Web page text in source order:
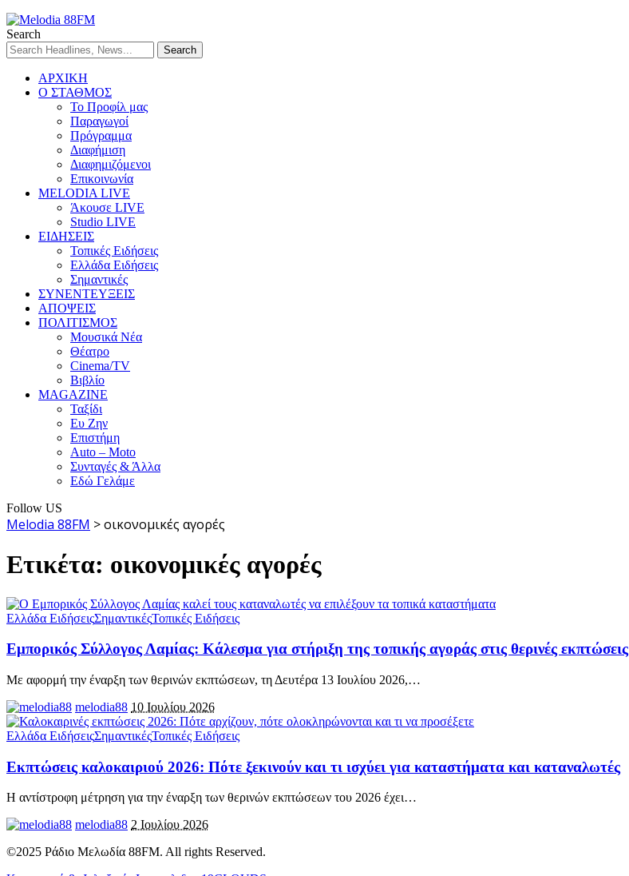
Search
ΑΡΧΙΚΗ
Ο ΣΤΑΘΜΟΣ
Το Προφίλ μας
Παραγωγοί
Πρόγραμμα
Διαφήμιση
Διαφημιζόμενοι
Επικοινωνία
MELODIA LIVE
Άκουσε LIVE
Studio LIVE
ΕΙΔΗΣΕΙΣ
Τοπικές Ειδήσεις
Ελλάδα Ειδήσεις
Σημαντικές
ΣΥΝΕΝΤΕΥΞΕΙΣ
ΑΠΟΨΕΙΣ
ΠΟΛΙΤΙΣΜΟΣ
Μουσικά Νέα
Θέατρο
Cinema/TV
Βιβλίο
MAGAZINE
Ταξίδι
Ευ Ζην
Επιστήμη
Auto – Moto
Συνταγές & Άλλα
Εδώ Γελάμε
Follow US
Melodia 88FM >οικονομικές αγορές
Ετικέτα: οικονομικές αγορές
Ελλάδα ΕιδήσειςΣημαντικέςΤοπικές Ειδήσεις
Εμπορικός Σύλλογος Λαμίας: Κάλεσμα για στήριξη της τοπικής αγοράς στις θερινές εκπτώσεις
Με αφορμή την έναρξη των θερινών εκπτώσεων, τη Δευτέρα 13 Ιουλίου 2026,…
melodia88 10 Ιουλίου 2026
Ελλάδα ΕιδήσειςΣημαντικέςΤοπικές Ειδήσεις
Εκπτώσεις καλοκαιριού 2026: Πότε ξεκινούν και τι ισχύει για καταστήματα και καταναλωτές
Η αντίστροφη μέτρηση για την έναρξη των θερινών εκπτώσεων του 2026 έχει…
melodia88 2 Ιουλίου 2026
©2025 Ράδιο Μελωδία 88FM. All rights Reserved.